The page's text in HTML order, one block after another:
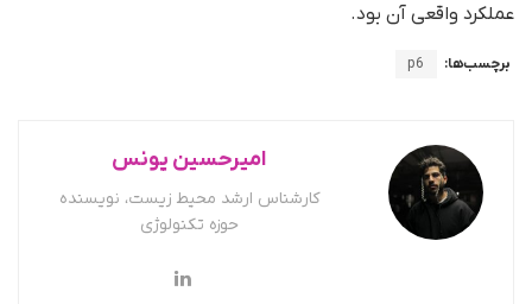
عملکرد واقعی آن بود.
برچسب‌ها: p6
امیرحسین یونس
کارشناس ارشد محیط زیست، نویسنده
حوزه تکنولوژی